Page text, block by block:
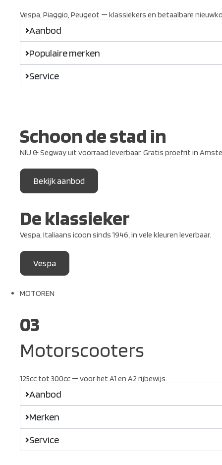
Vespa, Piaggio, Peugeot — klassiekers en betaalbare
Aanbod
Populaire merken
Service
Schoon de stad in
NIU & Segway uit voorraad leverbaar. Gratis proefrit in
Bekijk aanbod
De klassieker
Vespa, Italiaans icoon sinds 1946, in vele kleuren leverbaar.
Vespa
MOTOREN
03
Motorscooters
125cc tot 300cc — voor het A1 en A2 rijbewijs.
Aanbod
Merken
Service